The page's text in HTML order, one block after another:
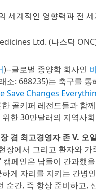
세계적인 영향력과 전
Ltd. (나스닥
)--글로벌 종양학 회사인
소: 688235)는 축구를
Save Changes
골키퍼 레전드들과 함
한 30만달러의 지역사
겸 최고경영자 존 V. 오
장에서 그리고 환자와
캠페인은 남들이 간과
게 자리를 지키는 간병
순간, 즉 항상 준비하고,